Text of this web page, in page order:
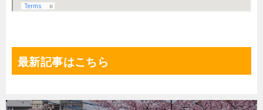
最新記事はこちら